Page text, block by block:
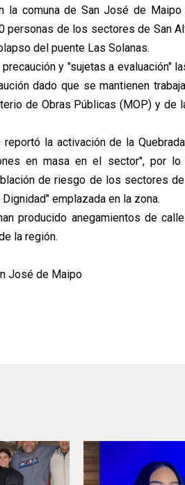
la comuna de San José de
personas de los sectores de San
del puente Las Solanas.
y "sujetas a evaluación"
dado que se mantienen
de Obras Públicas (MOP) y de
la activación de la
en masa en el sector", por
de riesgo de los sectores
emplazada en la zona.
producido anegamientos de
la región.
José de Maipo